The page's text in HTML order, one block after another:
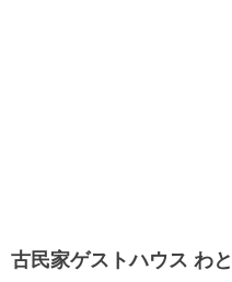
古民家ゲストハウス わ